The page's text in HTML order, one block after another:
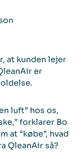
at kunden lejer
er
luft” hos os,
forklarer Bo
at “købe”, hvad
QleanAir så?